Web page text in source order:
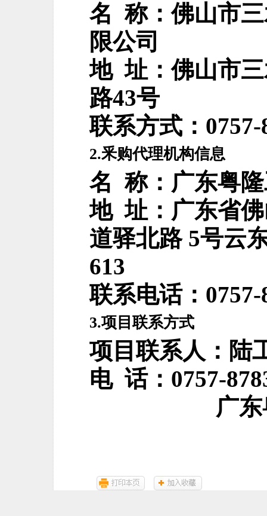
名 称：佛山市
限公司
地 址：佛山市
路43号
联系方式： 0757-
2.釆购代理机构信息
名 称： 广东粤
地 址： 广东省
道驿北路 5号云
613
联系电话： 0757-
3.项目联系方式
项目联系人： 陆
电 话： 0757-
广